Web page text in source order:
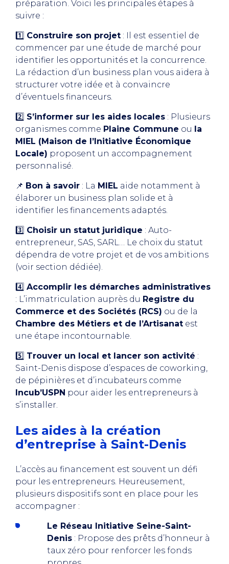
préparation. Voici les principales étapes à
suivre :
1️⃣ Construire son projet : Il est essentiel de
commencer par une étude de marché pour
identifier les opportunités et la concurrence.
La rédaction d’un business plan vous aidera à
structurer votre idée et à convaincre
d’éventuels financeurs.
2️⃣ S’informer sur les aides locales : Plusieurs
organismes comme Plaine Commune ou la
MIEL (Maison de l’Initiative Économique
Locale) proposent un accompagnement
personnalisé.
📌 Bon à savoir : La MIEL aide notamment à
élaborer un business plan solide et à
identifier les financements adaptés.
3️⃣ Choisir un statut juridique : Auto-
entrepreneur, SAS, SARL… Le choix du statut
dépendra de votre projet et de vos ambitions
(voir section dédiée).
4️⃣ Accomplir les démarches administratives
: L’immatriculation auprès du Registre du
Commerce et des Sociétés (RCS) ou de la
Chambre des Métiers et de l’Artisanat est
une étape incontournable.
5️⃣ Trouver un local et lancer son activité :
Saint-Denis dispose d’espaces de coworking,
de pépinières et d’incubateurs comme
Incub’USPN pour aider les entrepreneurs à
s’installer.
Les aides à la création
d’entreprise à Saint-Denis
L’accès au financement est souvent un défi
pour les entrepreneurs. Heureusement,
plusieurs dispositifs sont en place pour les
accompagner :
Le Réseau Initiative Seine-Saint-
Denis : Propose des prêts d’honneur à
taux zéro pour renforcer les fonds